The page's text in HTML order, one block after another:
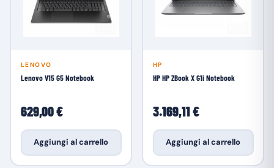
LENOVO
Lenovo V15 G5 Notebook
629,00 €
Aggiungi al carrello
HP
HP HP ZBook X G1i Notebook
3.169,11 €
Aggiungi al carrello